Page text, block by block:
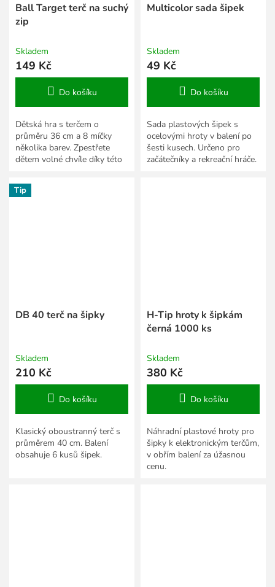
Ball Target terč na suchý
zip
Skladem
149 Kč
Do košíku
Dětská hra s terčem o
průměru 36 cm a 8 míčky
několika barev. Zpestřete
dětem volné chvíle díky této
Multicolor sada šipek
Skladem
49 Kč
Do košíku
Sada plastových šipek s
ocelovými hroty v balení po
šesti kusech. Určeno pro
začátečníky a rekreační hráče.
Tip
DB 40 terč na šipky
Skladem
210 Kč
Do košíku
Klasický oboustranný terč s
průměrem 40 cm. Balení
obsahuje 6 kusů šipek.
H-Tip hroty k šipkám
černá 1000 ks
Skladem
380 Kč
Do košíku
Náhradní plastové hroty pro
šipky k elektronickým terčům,
v obřím balení za úžasnou
cenu.